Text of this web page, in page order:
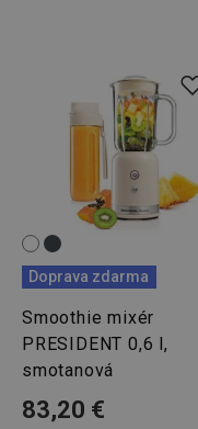
Doprava zdarma
Smoothie mixér
PRESIDENT 0,6 l,
smotanová
83,20 €